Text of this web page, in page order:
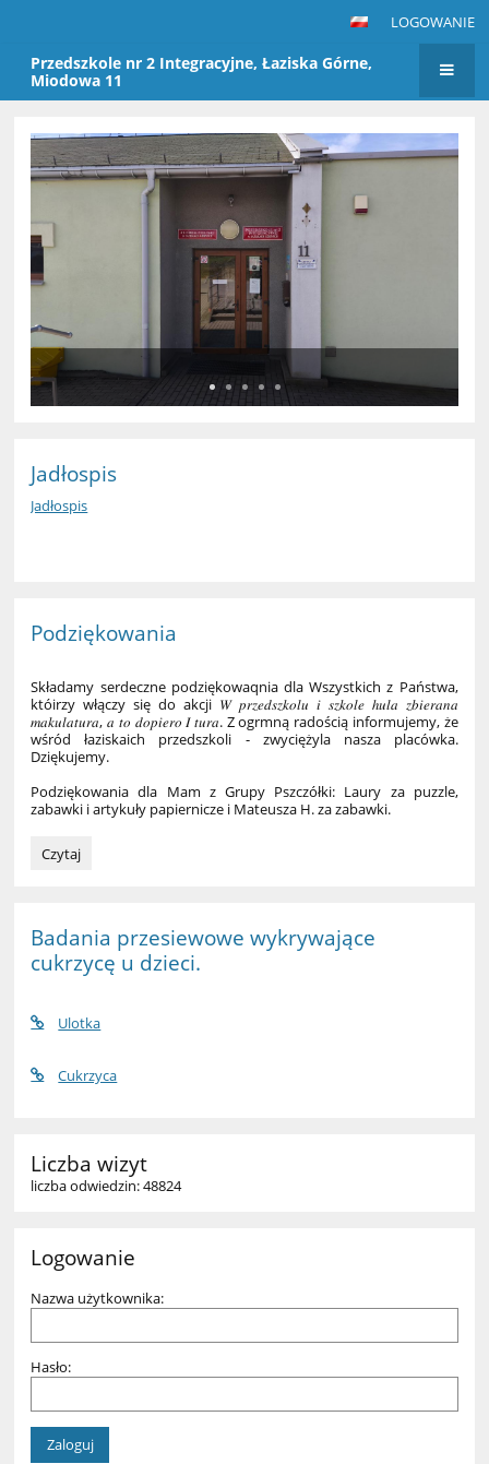
LOGOWANIE
Przedszkole nr 2 Integracyjne, Łaziska Górne,
Miodowa 11
Strona
główna
Jadłospis
Jadłospis
Podziękowania
Składamy serdeczne podziękowaqnia dla Wszystkich z Państwa,
któirzy włączy się do akcji 𝑊 𝑝𝑟𝑧𝑒𝑑𝑠𝑧𝑘𝑜𝑙𝑢 𝑖 𝑠𝑧𝑘𝑜𝑙𝑒 ℎ𝑢𝑙𝑎 𝑧𝑏𝑖𝑒𝑟𝑎𝑛𝑎
𝑚𝑎𝑘𝑢𝑙𝑎𝑡𝑢𝑟𝑎, 𝑎 𝑡𝑜 𝑑𝑜𝑝𝑖𝑒𝑟𝑜 𝐼 𝑡𝑢𝑟𝑎. Z ogrmną radością informujemy, że
wśród łaziskaich przedszkoli - zwyciężyla nasza placówka.
Dziękujemy.
Podziękowania dla Mam z Grupy Pszczółki: Laury za puzzle,
zabawki i artykuły papiernicze i Mateusza H. za zabawki.
Podziękowania:
Czytaj
Badania przesiewowe wykrywające
cukrzycę u dzieci.
Ulotka
Cukrzyca
Liczba wizyt
liczba odwiedzin: 48824
Logowanie
Nazwa użytkownika:
Hasło: